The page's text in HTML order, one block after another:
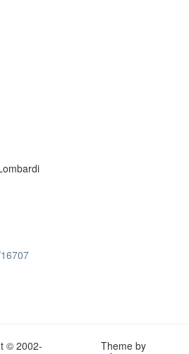
© 2002-
Theme by